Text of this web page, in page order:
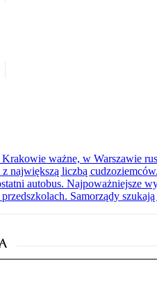
ważne, w Warszawie
największą liczbą
autobus. Najpoważniejsze
Samorządy